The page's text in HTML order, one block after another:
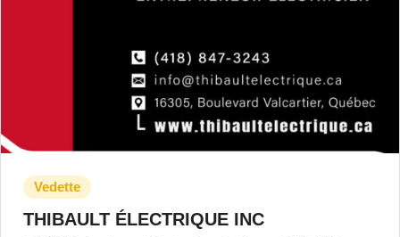
THIBAULT ÉLECTRIQUE INC